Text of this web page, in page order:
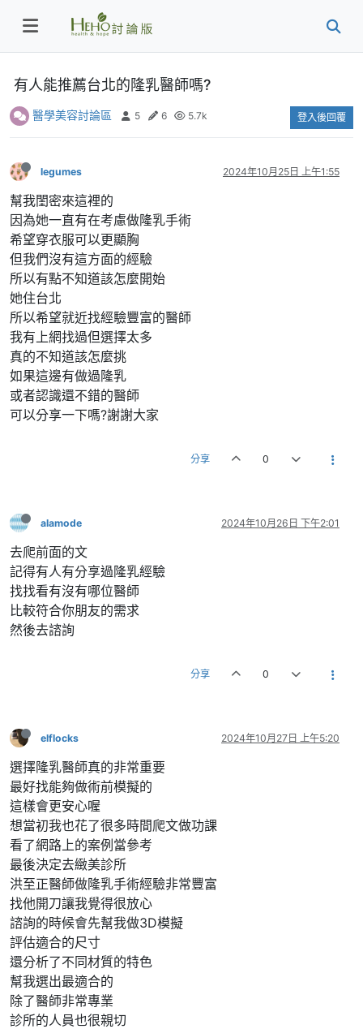
有人能推薦台北的隆乳醫師嗎?
醫學美容討論區 5 6 5.7k 登入後回覆
legumes 2024年10月25日 上午1:55
幫我閨密來這裡的
因為她一直有在考慮做隆乳手術
希望穿衣服可以更顯胸
但我們沒有這方面的經驗
所以有點不知道該怎麼開始
她住台北
所以希望就近找經驗豐富的醫師
我有上網找過但選擇太多
真的不知道該怎麼挑
如果這邊有做過隆乳
或者認識還不錯的醫師
可以分享一下嗎?謝謝大家
分享 0
alamode 2024年10月26日 下午2:01
去爬前面的文
記得有人有分享過隆乳經驗
找找看有沒有哪位醫師
比較符合你朋友的需求
然後去諮詢
分享 0
elflocks 2024年10月27日 上午5:20
選擇隆乳醫師真的非常重要
最好找能夠做術前模擬的
這樣會更安心喔
想當初我也花了很多時間爬文做功課
看了網路上的案例當參考
最後決定去緻美診所
洪至正醫師做隆乳手術經驗非常豐富
找他開刀讓我覺得很放心
諮詢的時候會先幫我做3D模擬
評估適合的尺寸
還分析了不同材質的特色
幫我選出最適合的
除了醫師非常專業
診所的人員也很親切